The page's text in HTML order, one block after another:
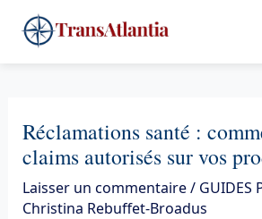
au
contenu
Réclamations santé :
claims autorisés sur vos
Laisser un commentaire/ GUIDES
Christina Rebuffet-Broadus